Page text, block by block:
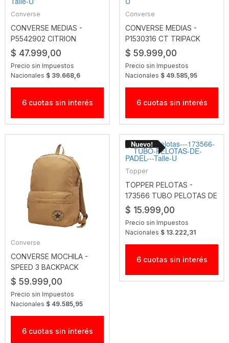
Converse
CONVERSE MEDIAS -
P5542902 CITRION
SPORTY BIPACK BLANCO
$ 47.999,00
Precio sin Impuestos
Nacionales $ 39.668,6
6 cuotas sin interés
Converse
CONVERSE MEDIAS -
P1530316 CT TRIPACK
SOCKS GRIS BCO NGO
$ 59.999,00
Precio sin Impuestos
Nacionales $ 49.585,95
6 cuotas sin interés
Converse
CONVERSE MOCHILA -
SPEED 3 BACKPACK
TOADSTOOL TANGERINE
$ 59.999,00
Precio sin Impuestos
Nacionales $ 49.585,95
6 cuotas sin interés
Topper
TOPPER PELOTAS -
173566 TUBO PELOTAS DE
PADEL
$ 15.999,00
Precio sin Impuestos
Nacionales $ 13.222,31
6 cuotas sin interés